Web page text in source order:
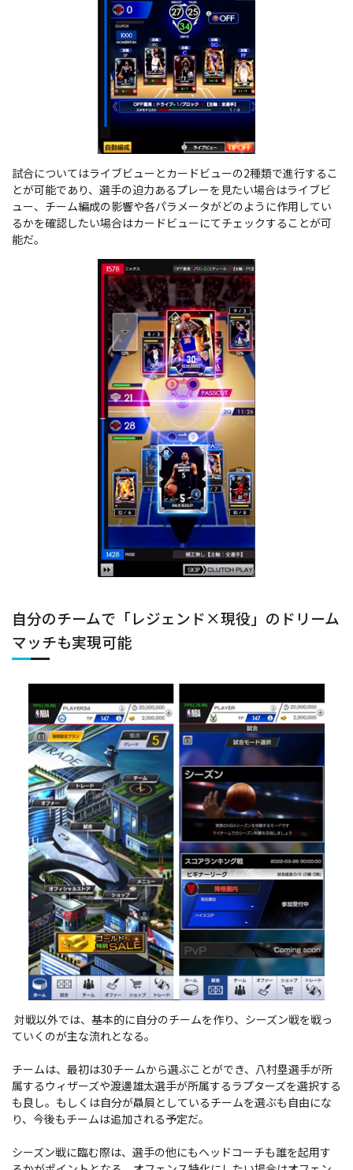
試合についてはライブビューとカードビューの2種類で進行するこ
とが可能であり、選手の迫力あるプレーを見たい場合はライブビ
ュー、チーム編成の影響や各パラメータがどのように作用してい
るかを確認したい場合はカードビューにてチェックすることが可
能だ。
自分のチームで「レジェンド×現役」のドリーム
マッチも実現可能
対戦以外では、基本的に自分のチームを作り、シーズン戦を戦っ
ていくのが主な流れとなる。
チームは、最初は30チームから選ぶことができ、八村塁選手が所
属するウィザーズや渡邊雄太選手が所属するラプターズを選択する
も良し。もしくは自分が贔屓としているチームを選ぶも自由にな
り、今後もチームは追加される予定だ。
シーズン戦に臨む際は、選手の他にもヘッドコーチも誰を起用す